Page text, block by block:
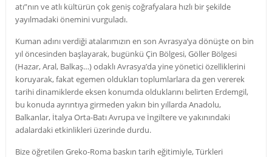
atı”nın ve atlı kültürün çok geniş coğrafyalara hızlı bir şekilde
yayılmadaki önemini vurguladı.
Kuman adını verdiği atalarımızın en son Avrasya’ya dönüşte on bin
yıl öncesinden başlayarak, bugünkü Çin Bölgesi, Göller Bölgesi
(Hazar, Aral, Balkaş…) odaklı Avrasya’da yine yönetici özelliklerini
koruyarak, fakat egemen oldukları toplumlarlara da gen vererek
tarihi dinamiklerde eksen konumda olduklarını belirten Erdemgil,
bu konuda ayrıntıya girmeden yakın bin yıllarda Anadolu,
Balkanlar, İtalya Orta-Batı Avrupa ve İngiltere ve yakınındaki
adalardaki etkinlikleri üzerinde durdu.
Bize öğretilen Greko-Roma baskın tarih eğitimiyle, Türkleri